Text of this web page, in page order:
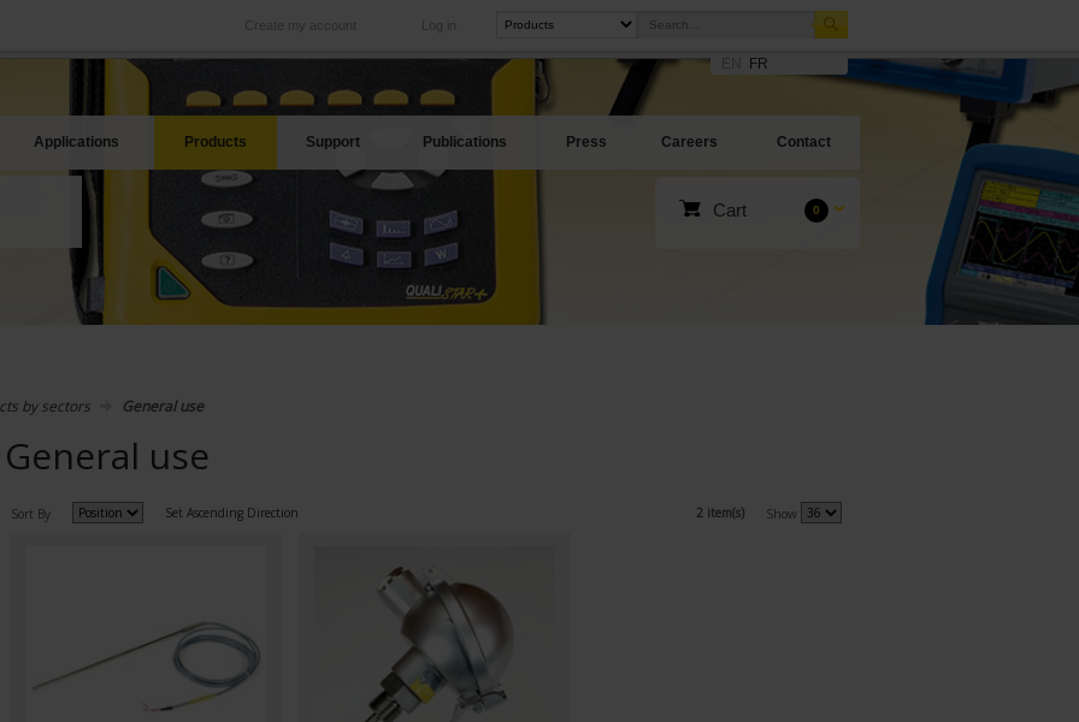
Log in
Create my account
International
Our subsidiaries abroad
Our best offers
FR
Applications Products Support Publications Press Careers Contact
Cart 0
by sectors General use
General use
Sort By Set Ascending Direction 2 item(s) Show